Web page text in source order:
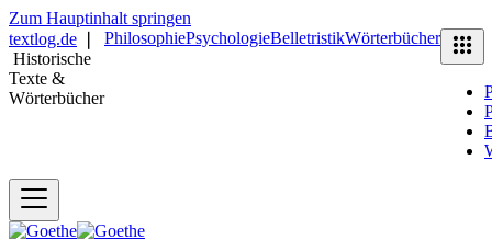
Zum Hauptinhalt springen
textlog.de
Historische
Texte &
Wörterbücher
PhilosophiePsychologieBelletristikWörterbücher